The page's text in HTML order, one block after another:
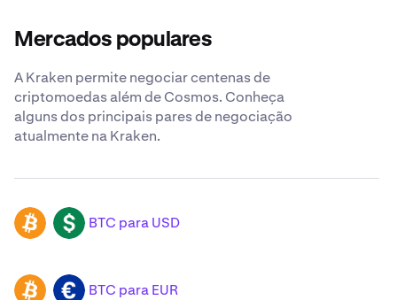
Mercados populares
A Kraken permite negociar centenas de
criptomoedas além de Cosmos. Conheça
alguns dos principais pares de negociação
atualmente na Kraken.
BTC USD BTC para USD
BTC EUR BTC para EUR